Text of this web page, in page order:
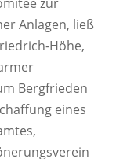
Anlagen, ließ
Höhe,
Bergfrieden
eines